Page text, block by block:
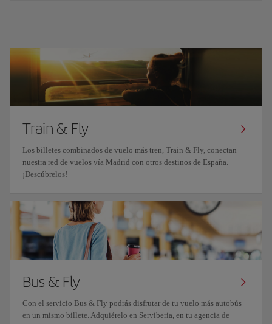
Train & Fly
Los billetes combinados de vuelo más tren, Train & Fly, conectan
nuestra red de vuelos vía Madrid con otros destinos de España.
¡Descúbrelos!
Bus & Fly
Con el servicio Bus & Fly podrás disfrutar de tu vuelo más autobús
en un mismo billete. Adquiérelo en Serviberia, en tu agencia de